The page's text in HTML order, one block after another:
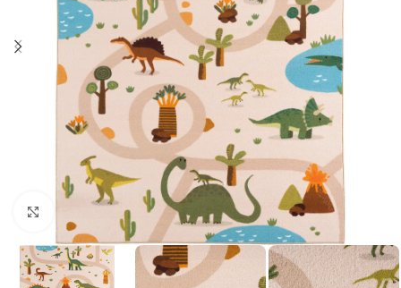
klicken um zu vergrößern